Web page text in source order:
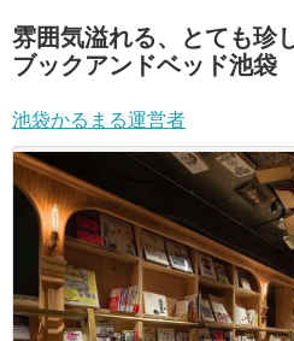
雰囲気溢れる、とても珍
ブックアンドベッド池袋
池袋かるまる運営者